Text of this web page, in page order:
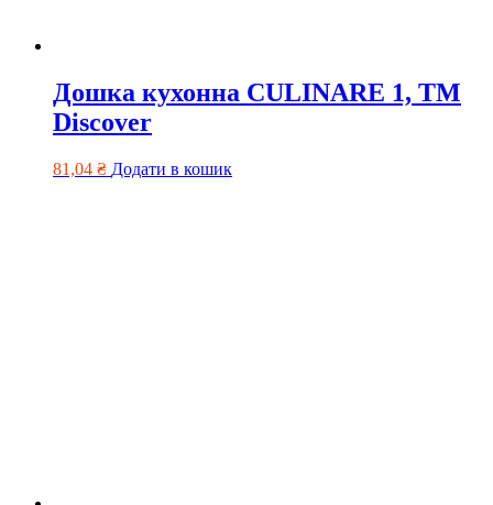
Дошка кухонна CULINARE 1, TM
Discover
81,04 ₴ Додати в кошик